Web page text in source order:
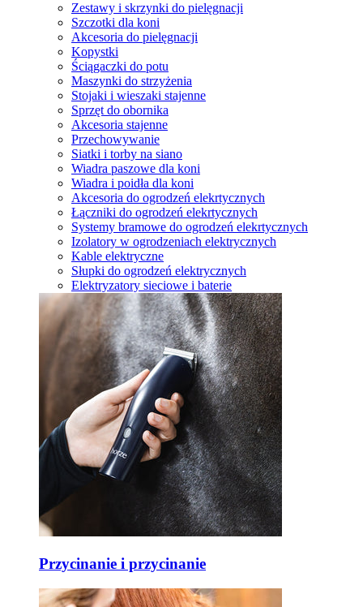
Zestawy i skrzynki do pielęgnacji
Szczotki dla koni
Akcesoria do pielęgnacji
Kopystki
Ściągaczki do potu
Maszynki do strzyżenia
Stojaki i wieszaki stajenne
Sprzęt do obornika
Akcesoria stajenne
Przechowywanie
Siatki i torby na siano
Wiadra paszowe dla koni
Wiadra i poidła dla koni
Akcesoria do ogrodzeń elekrtycznych
Łączniki do ogrodzeń elekrtycznych
Systemy bramowe do ogrodzeń elekrtycznych
Izolatory w ogrodzeniach elektrycznych
Kable elektryczne
Słupki do ogrodzeń elektrycznych
Elektryzatory sieciowe i baterie
Przycinanie i przycinanie